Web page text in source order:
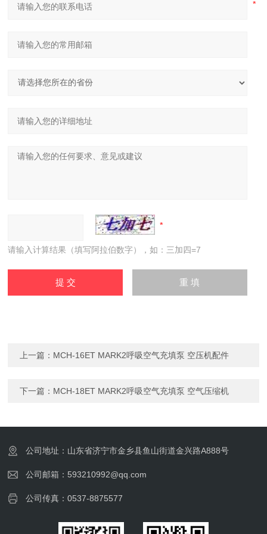
请输入计算结果（填写阿拉伯数字），如：三加四=7
上一篇： MCH-16ET MARK2呼吸空气充填泵 空压机配件
下一篇： MCH-18ET MARK2呼吸空气充填泵 空气压缩机
公司地址：山东省济宁市金乡县鱼山街道金兴路A888号
公司邮箱：593210992@qq.com
公司传真：0537-8875577